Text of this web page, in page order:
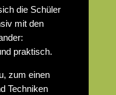
die Schüler
mit den
praktisch.
zum einen
Techniken